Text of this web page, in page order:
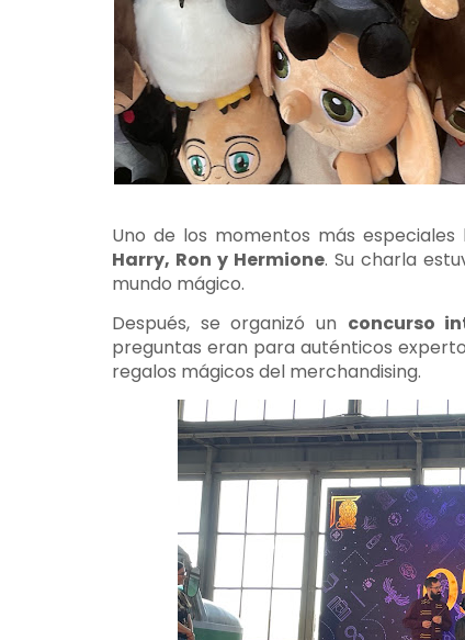
Uno de los momentos más
Harry, Ron y Hermione. Su charla
mundo mágico.
Después, se organizó un concurso
preguntas eran para auténticos
regalos mágicos del merchandising.